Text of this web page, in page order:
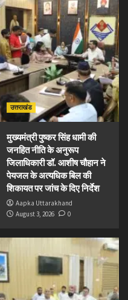
उत्तराखंड
मुख्यमंत्री पुष्कर सिंह धामी की
जनहित नीति के अनुरूप
जिलाधिकारी डॉ. आशीष चौहान ने
पेयजल के अत्यधिक बिल की
शिकायत पर जांच के दिए निर्देश
Aapka Uttarakhand
August 3, 2026
0